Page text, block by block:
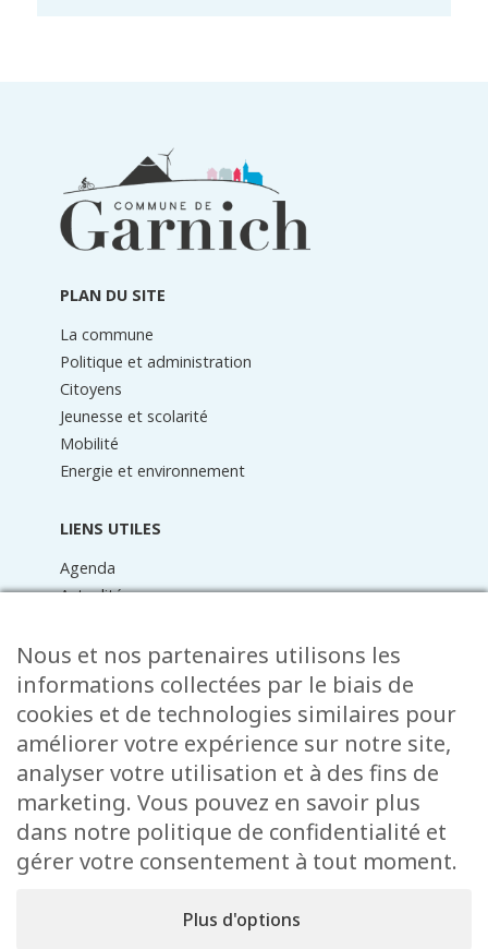
Informations
PLAN DU SITE
La commune
Politique et administration
Citoyens
Jeunesse et scolarité
Mobilité
Energie et environnement
LIENS UTILES
Agenda
Actualités
Raider online
Formulaires
Faq
Contact
CONTACT
15 Rue de l’École
L-8353 Garnich
38 00 19 1
Nous et nos partenaires utilisons les
informations collectées par le biais de
cookies et de technologies similaires pour
améliorer votre expérience sur notre site,
analyser votre utilisation et à des fins de
marketing. Vous pouvez en savoir plus
dans notre politique de confidentialité et
gérer votre consentement à tout moment.
Plus d'options